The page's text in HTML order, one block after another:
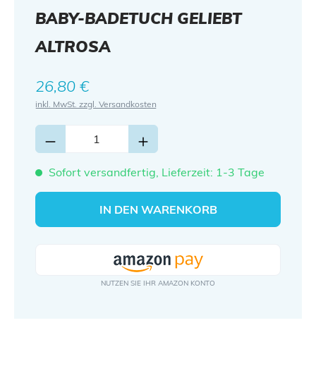
BABY-BADETUCH GELIEBT
ALTROSA
Regulärer Preis:
26,80 €
inkl. MwSt. zzgl. Versandkosten
Sofort versandfertig, Lieferzeit: 1-3 Tage
IN DEN WARENKORB